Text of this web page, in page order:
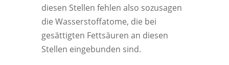
diesen Stellen fehlen also sozusagen
die Wasserstoffatome, die bei
gesättigten Fettsäuren an diesen
Stellen eingebunden sind.